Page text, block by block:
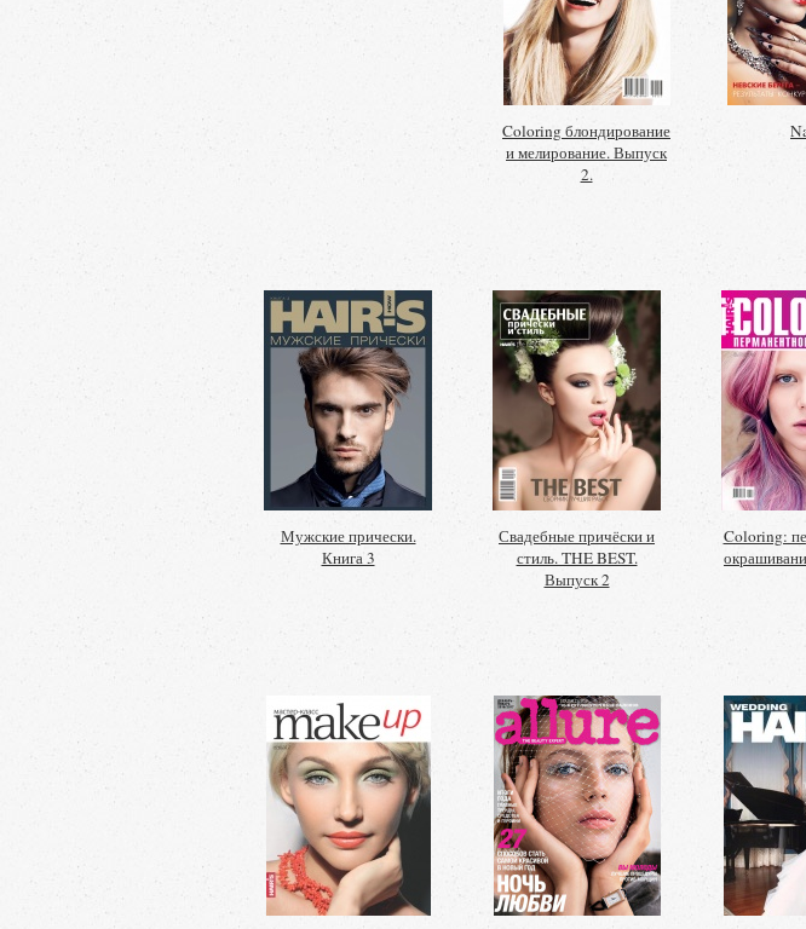
Coloring блондирование
и мелирование. Выпуск
2.
Мужские прически.
Книга 3
Свадебные причёски и
стиль. THE BEST.
Выпуск 2
Coloring: